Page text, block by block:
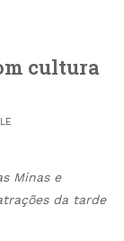
cultura
Minas e
da tarde